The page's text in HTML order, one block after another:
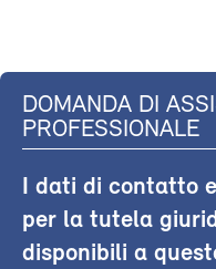
DOMANDA DI
PROFESSIONALE
I dati di contatto
per la tutela
disponibili a